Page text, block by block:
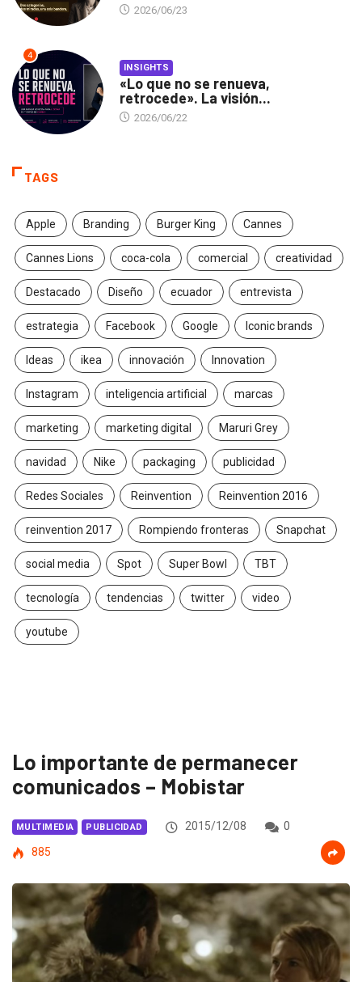
2026/06/23
4
INSIGHTS
«Lo que no se renueva,
retrocede». La visión...
2026/06/22
TAGS
Apple Branding Burger King Cannes
Cannes Lions coca-cola comercial creatividad
Destacado Diseño ecuador entrevista
estrategia Facebook Google Iconic brands
Ideas ikea innovación Innovation
Instagram inteligencia artificial marcas
marketing marketing digital Maruri Grey
navidad Nike packaging publicidad
Redes Sociales Reinvention Reinvention 2016
reinvention 2017 Rompiendo fronteras Snapchat
social media Spot Super Bowl TBT
tecnología tendencias twitter video
youtube
Lo importante de permanecer
comunicados – Mobistar
MULTIMEDIA PUBLICIDAD 2015/12/08
0
885